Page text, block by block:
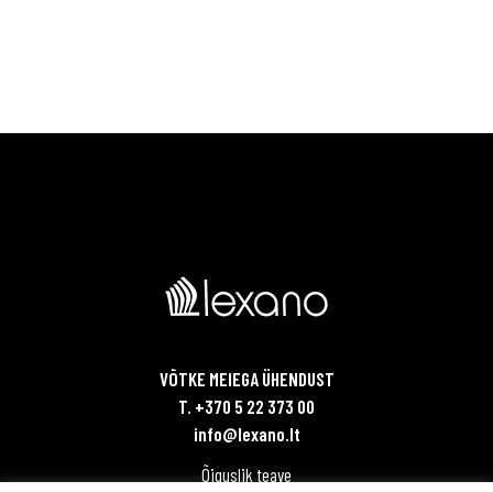
VÕTKE MEIEGA ÜHENDUST
T. +370 5 22 373 00
info@lexano.lt
Õiguslik teave